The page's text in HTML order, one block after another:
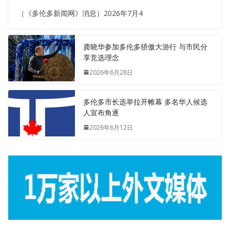
（《多伦多新闻网》消息）2026年7月4
龚晓华参加多伦多骄傲大游行 与市民分
享竞选理念
2026年6月28日
多伦多市长选举拉开帷幕 多名华人候选
人宣布角逐
2026年6月12日